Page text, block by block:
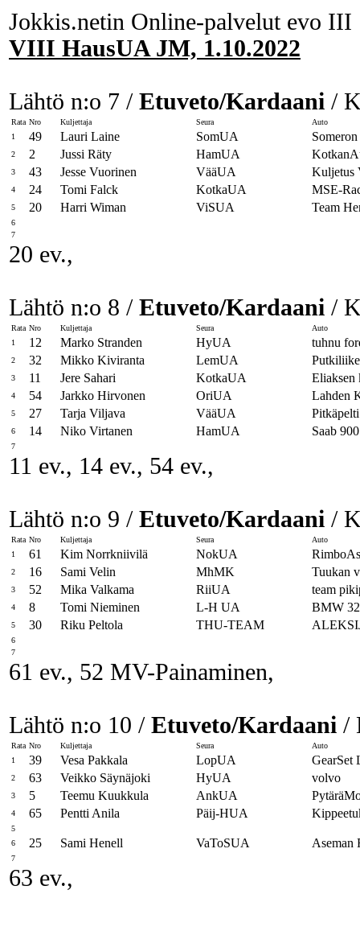
Jokkis.netin Online-palvelut evo III
VIII HausUA JM, 1.10.2022
Lähtö n:o 7 / Etuveto/Kardaani /
Rata Nro Kuljettaja Seura
Auto
1
49 Lauri Laine SomUA
2 2 Jussi Räty HamUA
3 43 Jesse Vuorinen VääUA Kuljetus
4 24 Tomi Falck KotkaUA MSE-
5 20 Harri Wiman ViSUA Team
6
7
20 ev.,
Lähtö n:o 8 / Etuveto/Kardaani /
Rata Nro Kuljettaja Seura
Auto
1
12 Marko Stranden HyUA tuhnu
2 32 Mikko Kiviranta LemUA
3 11 Jere Sahari KotkaUA Eliaksen
4 54 Jarkko Hirvonen OriUA Lahden
5 27 Tarja Viljava VääUA Pitkäpelti
6 14 Niko Virtanen HamUA Saab 900
7
11 ev., 14 ev., 54 ev.,
Lähtö n:o 9 / Etuveto/Kardaani /
Rata Nro Kuljettaja Seura
Auto
1
61 Kim Norrkniivilä NokUA
2 16 Sami Velin MhMK Tuukan
3 52 Mika Valkama RiiUA team
4 8 Tomi Nieminen L-H UA BMW
5 30 Riku Peltola THU-TEAM
6
7
61 ev., 52 MV-Painaminen,
Lähtö n:o 10 / Etuveto/Kardaani /
Rata Nro Kuljettaja Seura
Auto
1
39 Vesa Pakkala LopUA GearSet
2 63 Veikko Säynäjoki HyUA volvo
3 5 Teemu Kuukkula AnkUA
4 65 Pentti Anila Päij-HUA
5
6
25 Sami Henell VaToSUA Aseman
7
63 ev.,